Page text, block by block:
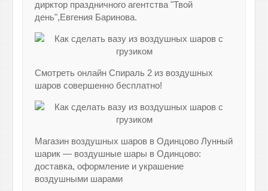
дирктор праздничного агентства "Твой
день",Евгения Баринова.
Смотреть онлайн Спираль 2 из воздушных
шаров совершенно бесплатно!
Магазин воздушных шаров в Одинцово Лунный
шарик — воздушные шары в Одинцово:
доставка, оформление и украшение
воздушными шарами